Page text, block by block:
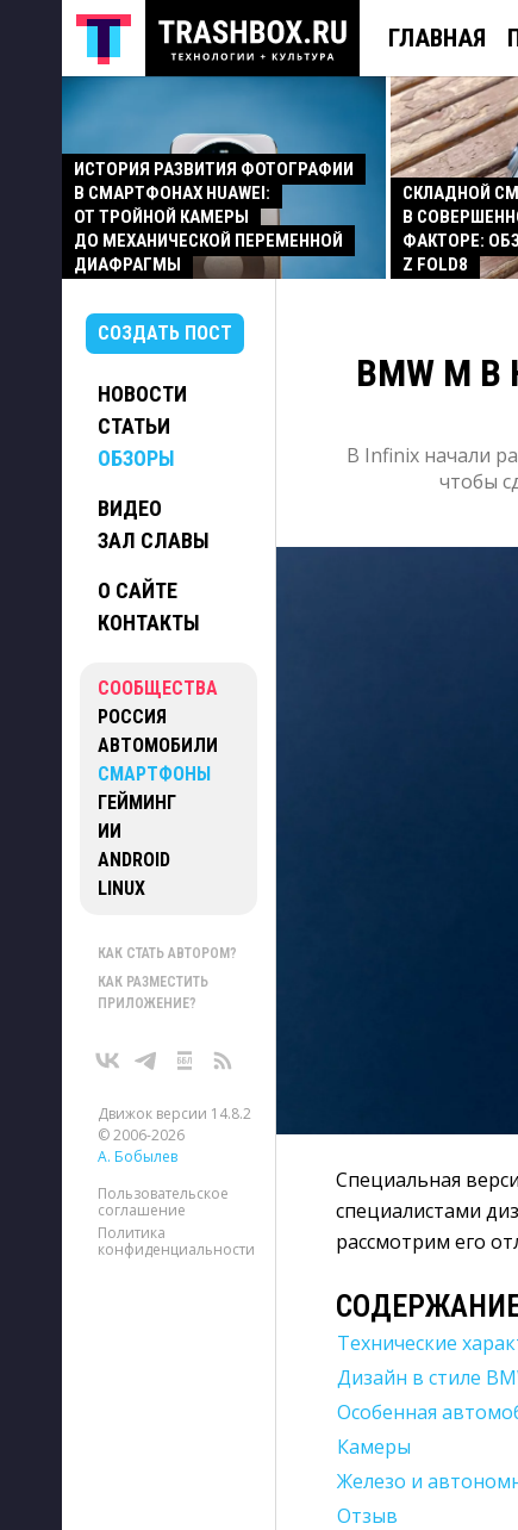
ГЛАВНАЯ
ИСТОРИЯ РАЗВИТИЯ ФОТОГРАФИИ
В СМАРТФОНАХ HUAWEI:
ОТ ТРОЙНОЙ КАМЕРЫ
ДО МЕХАНИЧЕСКОЙ ПЕРЕМЕННОЙ
ДИАФРАГМЫ
СКЛАДНОЙ
В
ФАКТОРЕ:
Z FOLD8
СОЗДАТЬ ПОСТ
НОВОСТИ
СТАТЬИ
ОБЗОРЫ
ВИДЕО
ЗАЛ СЛАВЫ
О САЙТЕ
КОНТАКТЫ
СООБЩЕСТВА
РОССИЯ
АВТОМОБИЛИ
СМАРТФОНЫ
ГЕЙМИНГ
ИИ
ANDROID
LINUX
КАК СТАТЬ АВТОРОМ?
КАК РАЗМЕСТИТЬ
ПРИЛОЖЕНИЕ?
Движок версии 14.8.2
© 2006-2026
А. Бобылев
Пользовательское
соглашение
Политика
конфиденциальности
BMW M
В Infinix начали
чтобы
Специальная
специалистами
рассмотрим его
Технические
Дизайн в стиле
Особенная
Камеры
Железо и
Отзыв